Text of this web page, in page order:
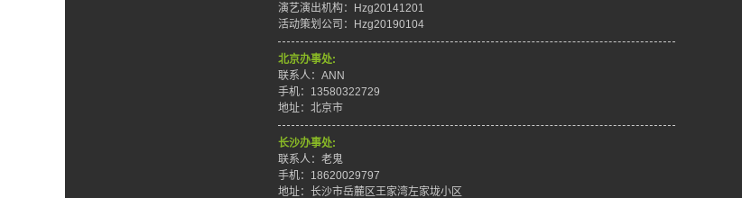
演艺演出机构：Hzg20141201
活动策划公司：Hzg20190104
北京办事处:
联系人：ANN
手机：13580322729
地址：北京市
长沙办事处:
联系人：老鬼
手机：18620029797
地址：长沙市岳麓区王家湾左家垅小区